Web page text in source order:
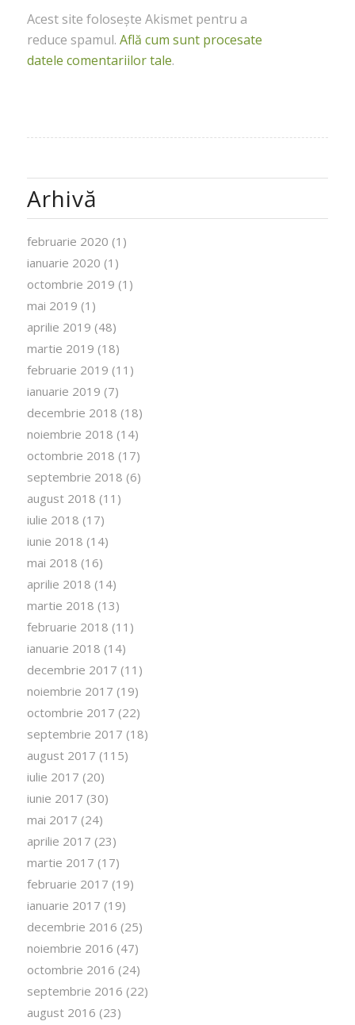
Acest site folosește Akismet pentru a
reduce spamul. Află cum sunt procesate
datele comentariilor tale.
Arhivă
februarie 2020 (1)
ianuarie 2020 (1)
octombrie 2019 (1)
mai 2019 (1)
aprilie 2019 (48)
martie 2019 (18)
februarie 2019 (11)
ianuarie 2019 (7)
decembrie 2018 (18)
noiembrie 2018 (14)
octombrie 2018 (17)
septembrie 2018 (6)
august 2018 (11)
iulie 2018 (17)
iunie 2018 (14)
mai 2018 (16)
aprilie 2018 (14)
martie 2018 (13)
februarie 2018 (11)
ianuarie 2018 (14)
decembrie 2017 (11)
noiembrie 2017 (19)
octombrie 2017 (22)
septembrie 2017 (18)
august 2017 (115)
iulie 2017 (20)
iunie 2017 (30)
mai 2017 (24)
aprilie 2017 (23)
martie 2017 (17)
februarie 2017 (19)
ianuarie 2017 (19)
decembrie 2016 (25)
noiembrie 2016 (47)
octombrie 2016 (24)
septembrie 2016 (22)
august 2016 (23)